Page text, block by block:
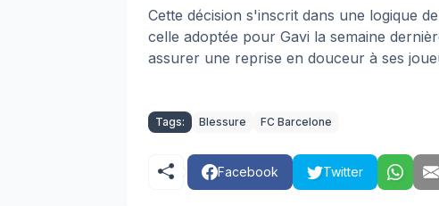
Cette décision s'inscrit dans une logique
celle adoptée pour Gavi la semaine
assurer une reprise en douceur à ses
Tags: Blessure FC Barcelone
Facebook Twitter